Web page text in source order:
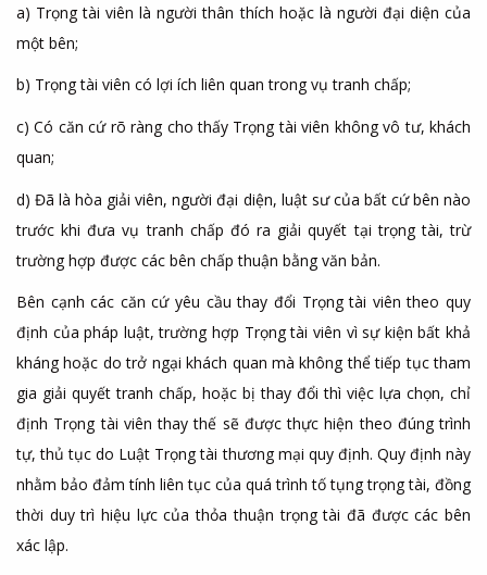
a) Trọng tài viên là người thân thích hoặc là người đại diện của
một bên;
b) Trọng tài viên có lợi ích liên quan trong vụ tranh chấp;
c) Có căn cứ rõ ràng cho thấy Trọng tài viên không vô tư, khách
quan;
d) Đã là hòa giải viên, người đại diện, luật sư của bất cứ bên nào
trước khi đưa vụ tranh chấp đó ra giải quyết tại trọng tài, trừ
trường hợp được các bên chấp thuận bằng văn bản.
Bên cạnh các căn cứ yêu cầu thay đổi Trọng tài viên theo quy
định của pháp luật, trường hợp Trọng tài viên vì sự kiện bất khả
kháng hoặc do trở ngại khách quan mà không thể tiếp tục tham
gia giải quyết tranh chấp, hoặc bị thay đổi thì việc lựa chọn, chỉ
định Trọng tài viên thay thế sẽ được thực hiện theo đúng trình
tự, thủ tục do Luật Trọng tài thương mại quy định. Quy định này
nhằm bảo đảm tính liên tục của quá trình tố tụng trọng tài, đồng
thời duy trì hiệu lực của thỏa thuận trọng tài đã được các bên
xác lập.